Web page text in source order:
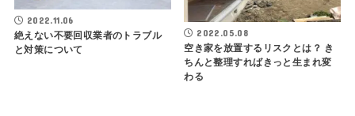
2022.11.06
絶えない不要回収業者のトラブル
と対策について
2022.05.08
空き家を放置するリスクとは？ き
ちんと整理すればきっと生まれ変
わる